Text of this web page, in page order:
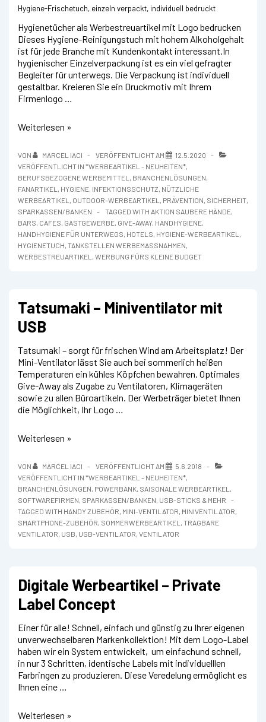
Hygiene-Frischetuch, einzeln verpackt, individuell bedruckt
Hygienetücher als Werbestreuartikel mit Logo bedrucken
Dieses Hygiene-Reinigungstuch mit hohem Alkoholgehalt
ist für jede Branche mit Kundenkontakt interessant.In
hygienischer Einzelverpackung ist es ein viel gefragter
Begleiter für unterwegs. Die Verpackung ist individuell
gestaltbar. Kreieren Sie ein Druckmotiv mit Ihrem
Firmenlogo …
Handreinigungstuch
70%
Alkohol
als
Give
Away
Weiterlesen »
VON MARCEL IACI VERÖFFENTLICHT AM
12.5.2020
VERÖFFENTLICHT IN *WERBEARTIKEL - NEUHEITEN*,
BERUFSBEZOGENE WERBEMITTEL , BRANCHENLÖSUNGEN,
FANARTIKEL , HYGIENE, INFEKTIONSSCHUTZ, NÜTZLICHE
WERBEARTIKEL , OUTDOOR-WERBEARTIKEL , PRÄVENTION, SICHERHEIT,
SPARKASSEN/BANKEN
TAGGED WITH AKTION SAUBERE HÄNDE,
BARS, CAFES, GASTGEWERBE, GIVE-AWAY, HANDHYGIENE,
HANDHYGIENE FÜR UNTERWEGS, HOTELS, HYGIENE-WERBEARTIKEL ,
HYGIENETUCH, TANKSTELLEN WERBEMASSNAHMEN
,
WERBESTREUARTIKEL , WERBUNG FÜRS KLEINE BUDGET
Tatsumaki – Miniventilator mit
USB
Tatsumaki – sorgt für frischen Wind am Arbeitsplatz! Der
Mini-Ventilator lässt Sie auch bei sommerlich heißen
Temperaturen ein kühles Köpfchen bewahren. Optimales
Give-Away als Zugabe zu Ventilatoren, Klimageräten
sowie zu allen Büroartikeln. Der Werbeträger bietet Ihnen
die Möglichkeit, Ihr Logo …
Tatsumaki
Miniventilator
mit
USB
Weiterlesen »
VON MARCEL IACI VERÖFFENTLICHT AM
5.6.2018
VERÖFFENTLICHT IN *WERBEARTIKEL - NEUHEITEN*,
BRANCHENLÖSUNGEN, POWERBANK, SAISONALE WERBEARTIKEL ,
SOFTWAREFIRMEN, SPARKASSEN/BANKEN, USB-STICKS & MEHR
TAGGED WITH HANDY ZUBEHÖR, MINI-VENTILATOR, MINIVENTILATOR,
SMARTPHONE-ZUBEHÖR, SOMMERWERBEARTIKEL , TRAGBARE
VENTILATOR, USB, USB-VENTILATOR, VENTILATOR
Digitale Werbeartikel – Private
Label Concept
Einer für alle! Schnell, einfach und günstig zu Ihrer eigenen
unverwechselbaren Markenkollektion! Mit dem Logo-Label
haben wir ein System entwickelt, um einfachund schnell,
in nur 3 Schritten, identische Labels mit individuelllen
Farbringen zu produzieren. Diese Veredelung ermöglicht es
Ihnen eine …
Digitale
Weiterlesen »